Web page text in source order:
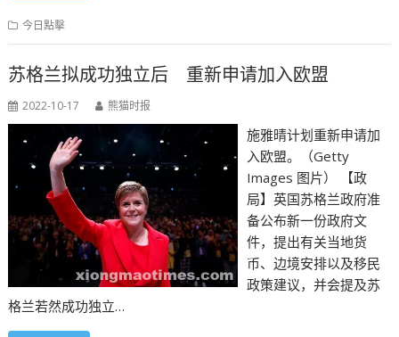
今日點擊
苏格兰拟成功独立后 重新申请加入欧盟
2022-10-17 熊猫时报
施雅晴计划重新申请加
入欧盟。（Getty
Images 图片） 【政
局】英国苏格兰政府准
备公布新一份政府文
件，提出有关当地货
币、边境安排以及移民
政策建议，并会提及苏
格兰若然成功独立…